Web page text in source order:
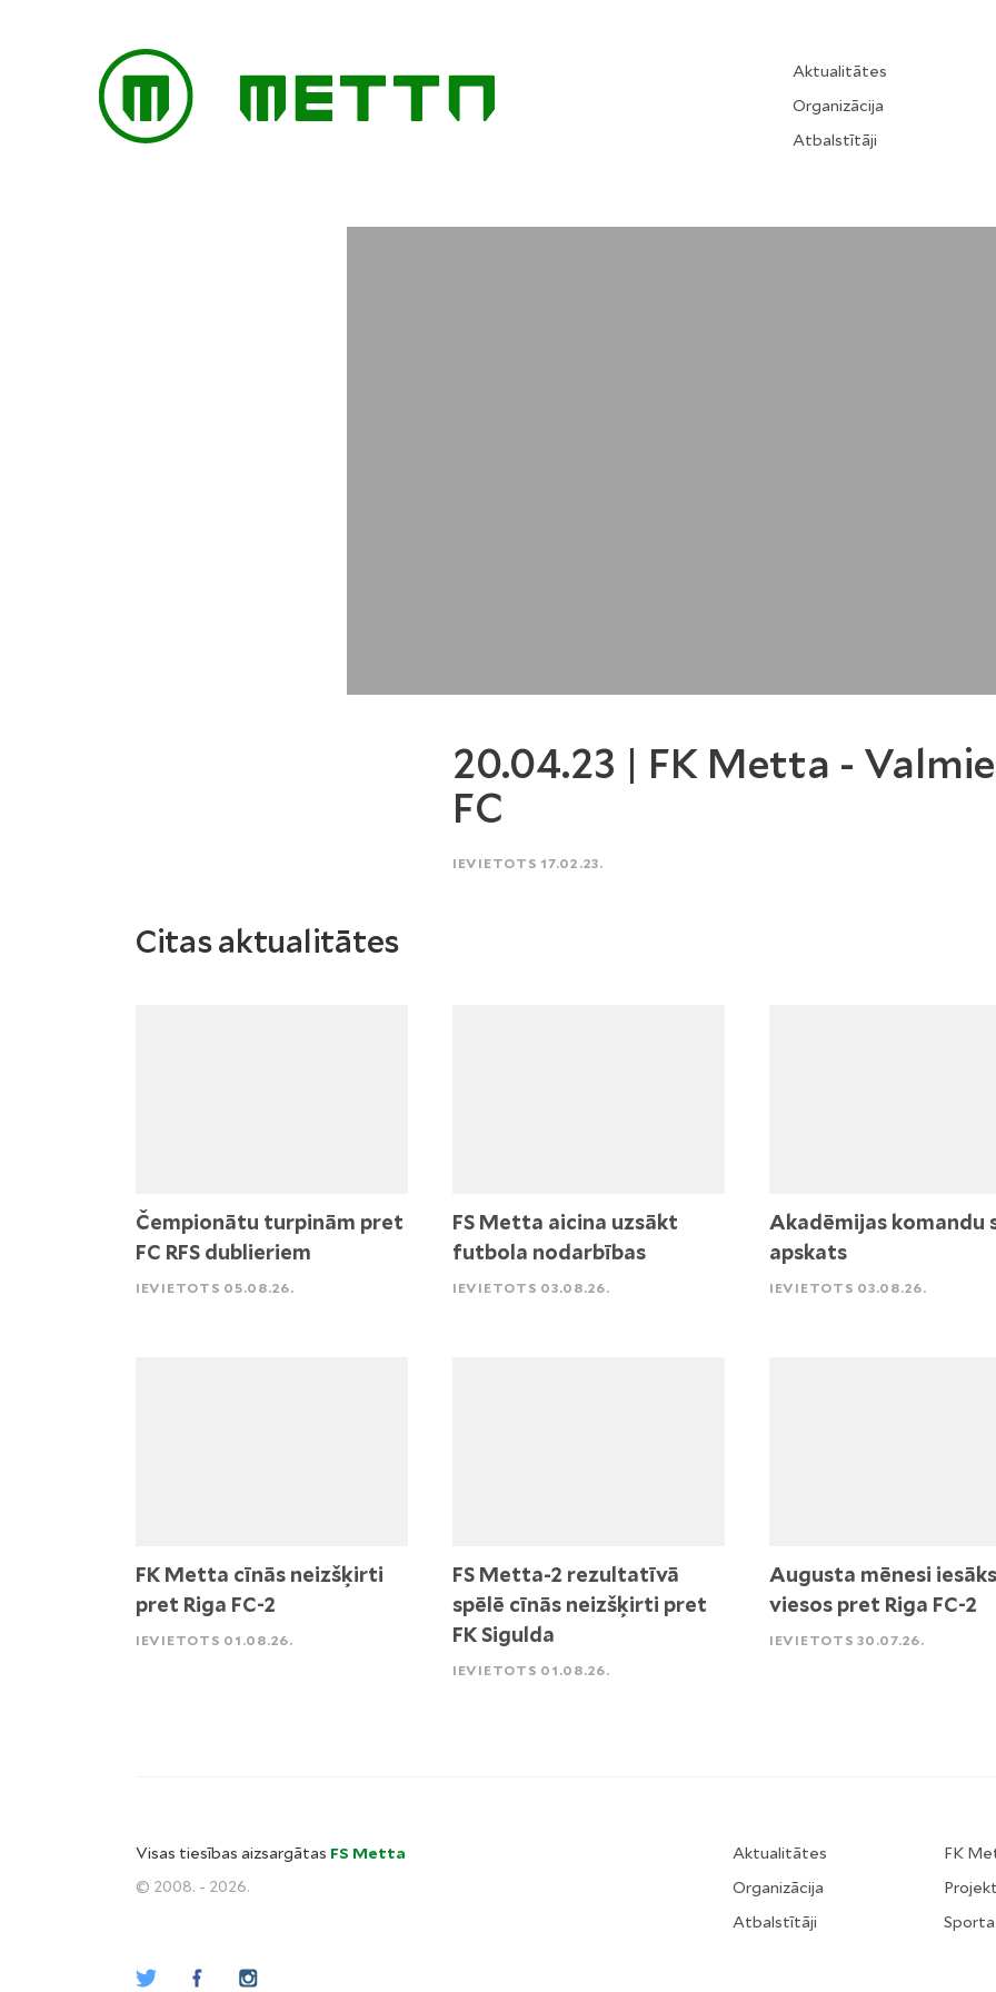
Aktualitātes
Organizācija
Atbalstītāji
20.04.23 | FK Metta -
FC
IEVIETOTS 17.02.23.
Citas aktualitātes
Čempionātu turpinām pret
FC RFS dublieriem
IEVIETOTS 05.08.26.
FS Metta aicina uzsākt
futbola nodarbības
IEVIETOTS 03.08.26.
Akadēmijas komandu
apskats
IEVIETOTS 03.08.26.
FK Metta cīnās neizšķirti
pret Riga FC-2
IEVIETOTS 01.08.26.
FS Metta-2 rezultatīvā
spēlē cīnās neizšķirti pret
FK Sigulda
IEVIETOTS 01.08.26.
Augusta mēnesi
viesos pret Riga FC-2
IEVIETOTS 30.07.26.
Visas tiesības aizsargātas FS Metta
© 2008. - 2026.
Aktualitātes
Organizācija
Atbalstītāji
FK